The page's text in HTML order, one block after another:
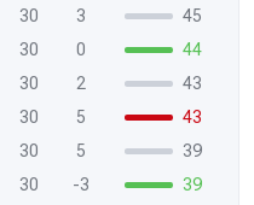
30 3
45
30 0
44
30 2
43
30 5
43
30 5
39
30 -3
39